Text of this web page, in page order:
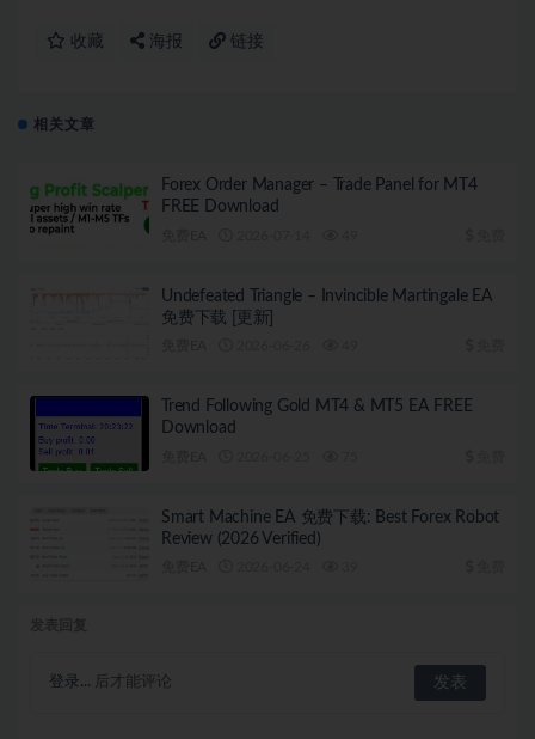
收藏 海报 链接
相关文章
Forex Order Manager – Trade Panel for MT4
FREE Download
Undefeated Triangle – Invincible Martingale EA
免费下载 [更新]
Trend Following Gold MT4 & MT5 EA FREE
Download
Smart Machine EA 免费下载: Best Forex Robot
Review (2026 Verified)
登录... 后才能评论